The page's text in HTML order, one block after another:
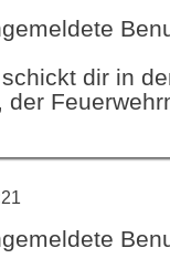
dir in
der